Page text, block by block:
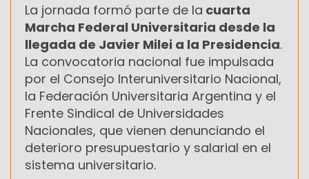
La jornada formó parte de la cuarta
Marcha Federal Universitaria desde la
llegada de Javier Milei a la Presidencia.
La convocatoria nacional fue impulsada
por el Consejo Interuniversitario Nacional,
la Federación Universitaria Argentina y el
Frente Sindical de Universidades
Nacionales, que vienen denunciando el
deterioro presupuestario y salarial en el
sistema universitario.